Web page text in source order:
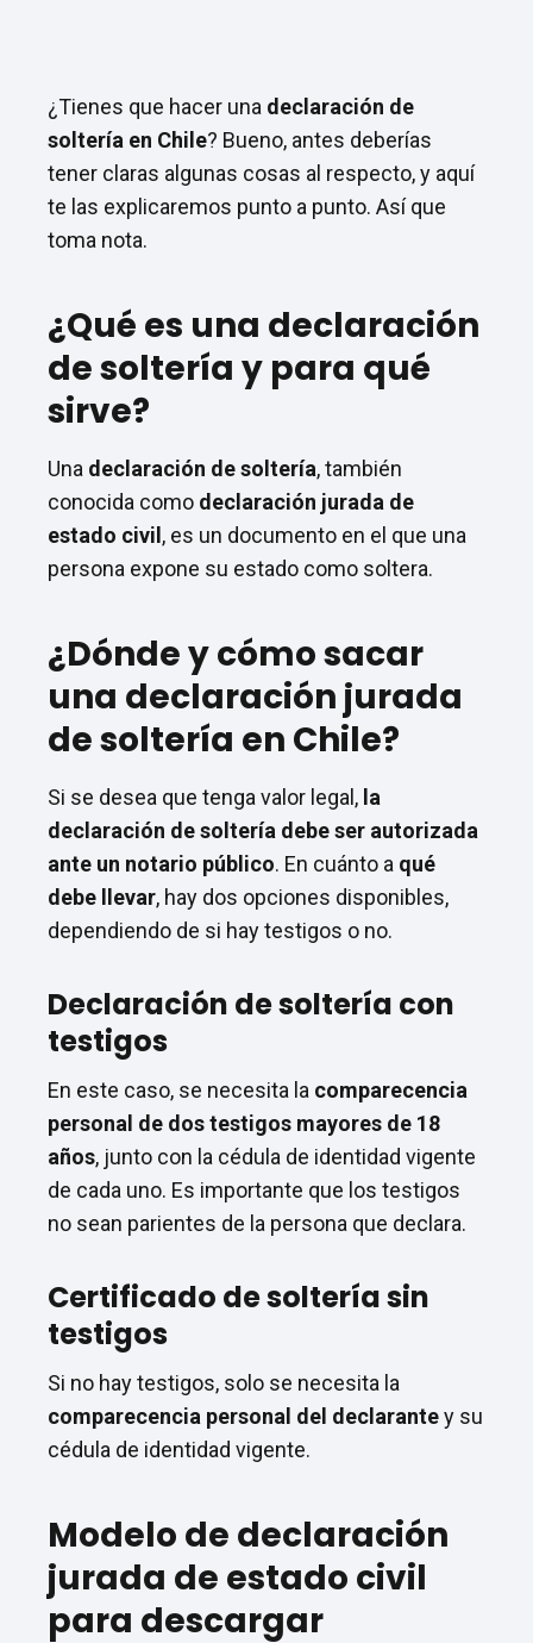
¿Tienes que hacer una declaración de
soltería en Chile? Bueno, antes deberías
tener claras algunas cosas al respecto, y aquí
te las explicaremos punto a punto. Así que
toma nota.
¿Qué es una declaración
de soltería y para qué
sirve?
Una declaración de soltería, también
conocida como declaración jurada de
estado civil, es un documento en el que una
persona expone su estado como soltera.
¿Dónde y cómo sacar
una declaración jurada
de soltería en Chile?
Si se desea que tenga valor legal, la
declaración de soltería debe ser autorizada
ante un notario público. En cuánto a qué
debe llevar, hay dos opciones disponibles,
dependiendo de si hay testigos o no.
Declaración de soltería con
testigos
En este caso, se necesita la comparecencia
personal de dos testigos mayores de 18
años, junto con la cédula de identidad vigente
de cada uno. Es importante que los testigos
no sean parientes de la persona que declara.
Certificado de soltería sin
testigos
Si no hay testigos, solo se necesita la
comparecencia personal del declarantey su
cédula de identidad vigente.
Modelo de declaración
jurada de estado civil
para descargar